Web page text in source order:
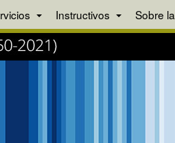
Instructivos Sobre